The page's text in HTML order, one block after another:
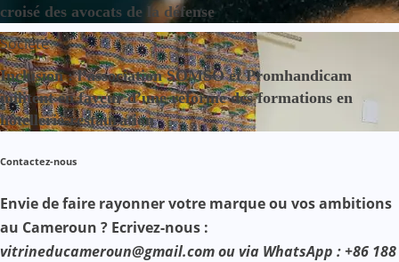
croisé des avocats de la défense
Société
Inclusion : l’association SOMSO et Promhandicam
militent en faveur d’une réforme des formations en
hôtellerie-restauration
Contactez-nous
Envie de faire rayonner votre marque ou vos ambitions
au Cameroun ? Ecrivez-nous :
vitrineducameroun@gmail.com ou via WhatsApp : +86 188